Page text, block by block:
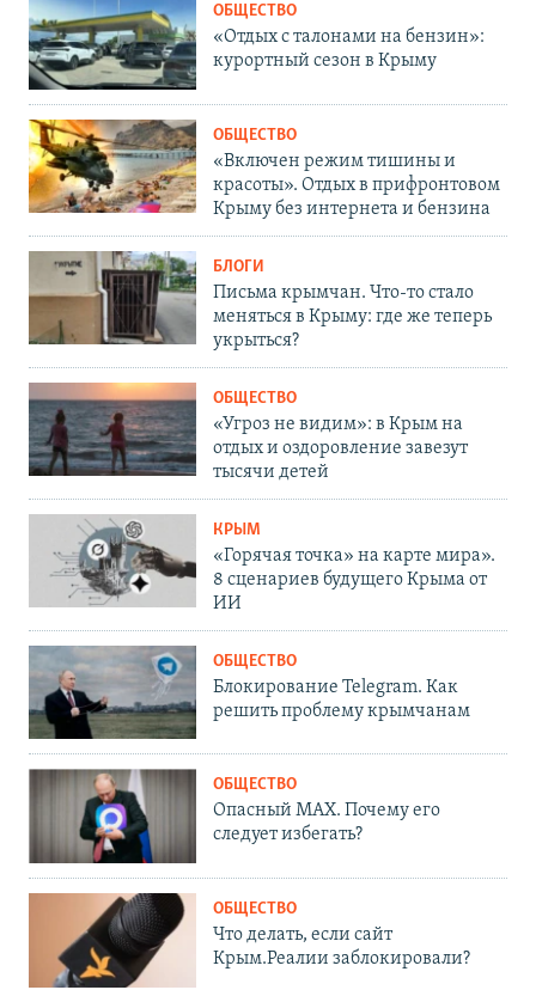
ОБЩЕСТВО
«Отдых с талонами на бензин»:
курортный сезон в Крыму
ОБЩЕСТВО
«Включен режим тишины и
красоты». Отдых в прифронтовом
Крыму без интернета и бензина
БЛОГИ
Письма крымчан. Что-то стало
меняться в Крыму: где же теперь
укрыться?
ОБЩЕСТВО
«Угроз не видим»: в Крым на
отдых и оздоровление завезут
тысячи детей
КРЫМ
«Горячая точка» на карте мира».
8 сценариев будущего Крыма от
ИИ
ОБЩЕСТВО
Блокирование Telegram. Как
решить проблему крымчанам
ОБЩЕСТВО
Опасный MAX. Почему его
следует избегать?
ОБЩЕСТВО
Что делать, если сайт
Крым.Реалии заблокировали?